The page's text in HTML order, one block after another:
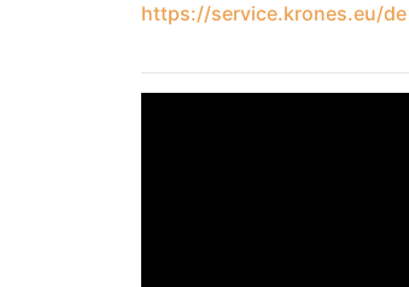
https://service.krones.eu/de